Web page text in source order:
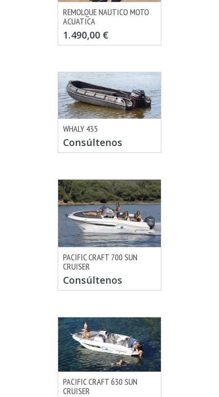
VER OPCIONES
REMOLQUE NAUTICO MOTO
ACUATICA
1.490,00 €
CONSULTAR
WHALY 435
Consúltenos
CONSULTAR
PACIFIC CRAFT 700 SUN
CRUISER
Consúltenos
CONSULTAR
PACIFIC CRAFT 630 SUN
CRUISER